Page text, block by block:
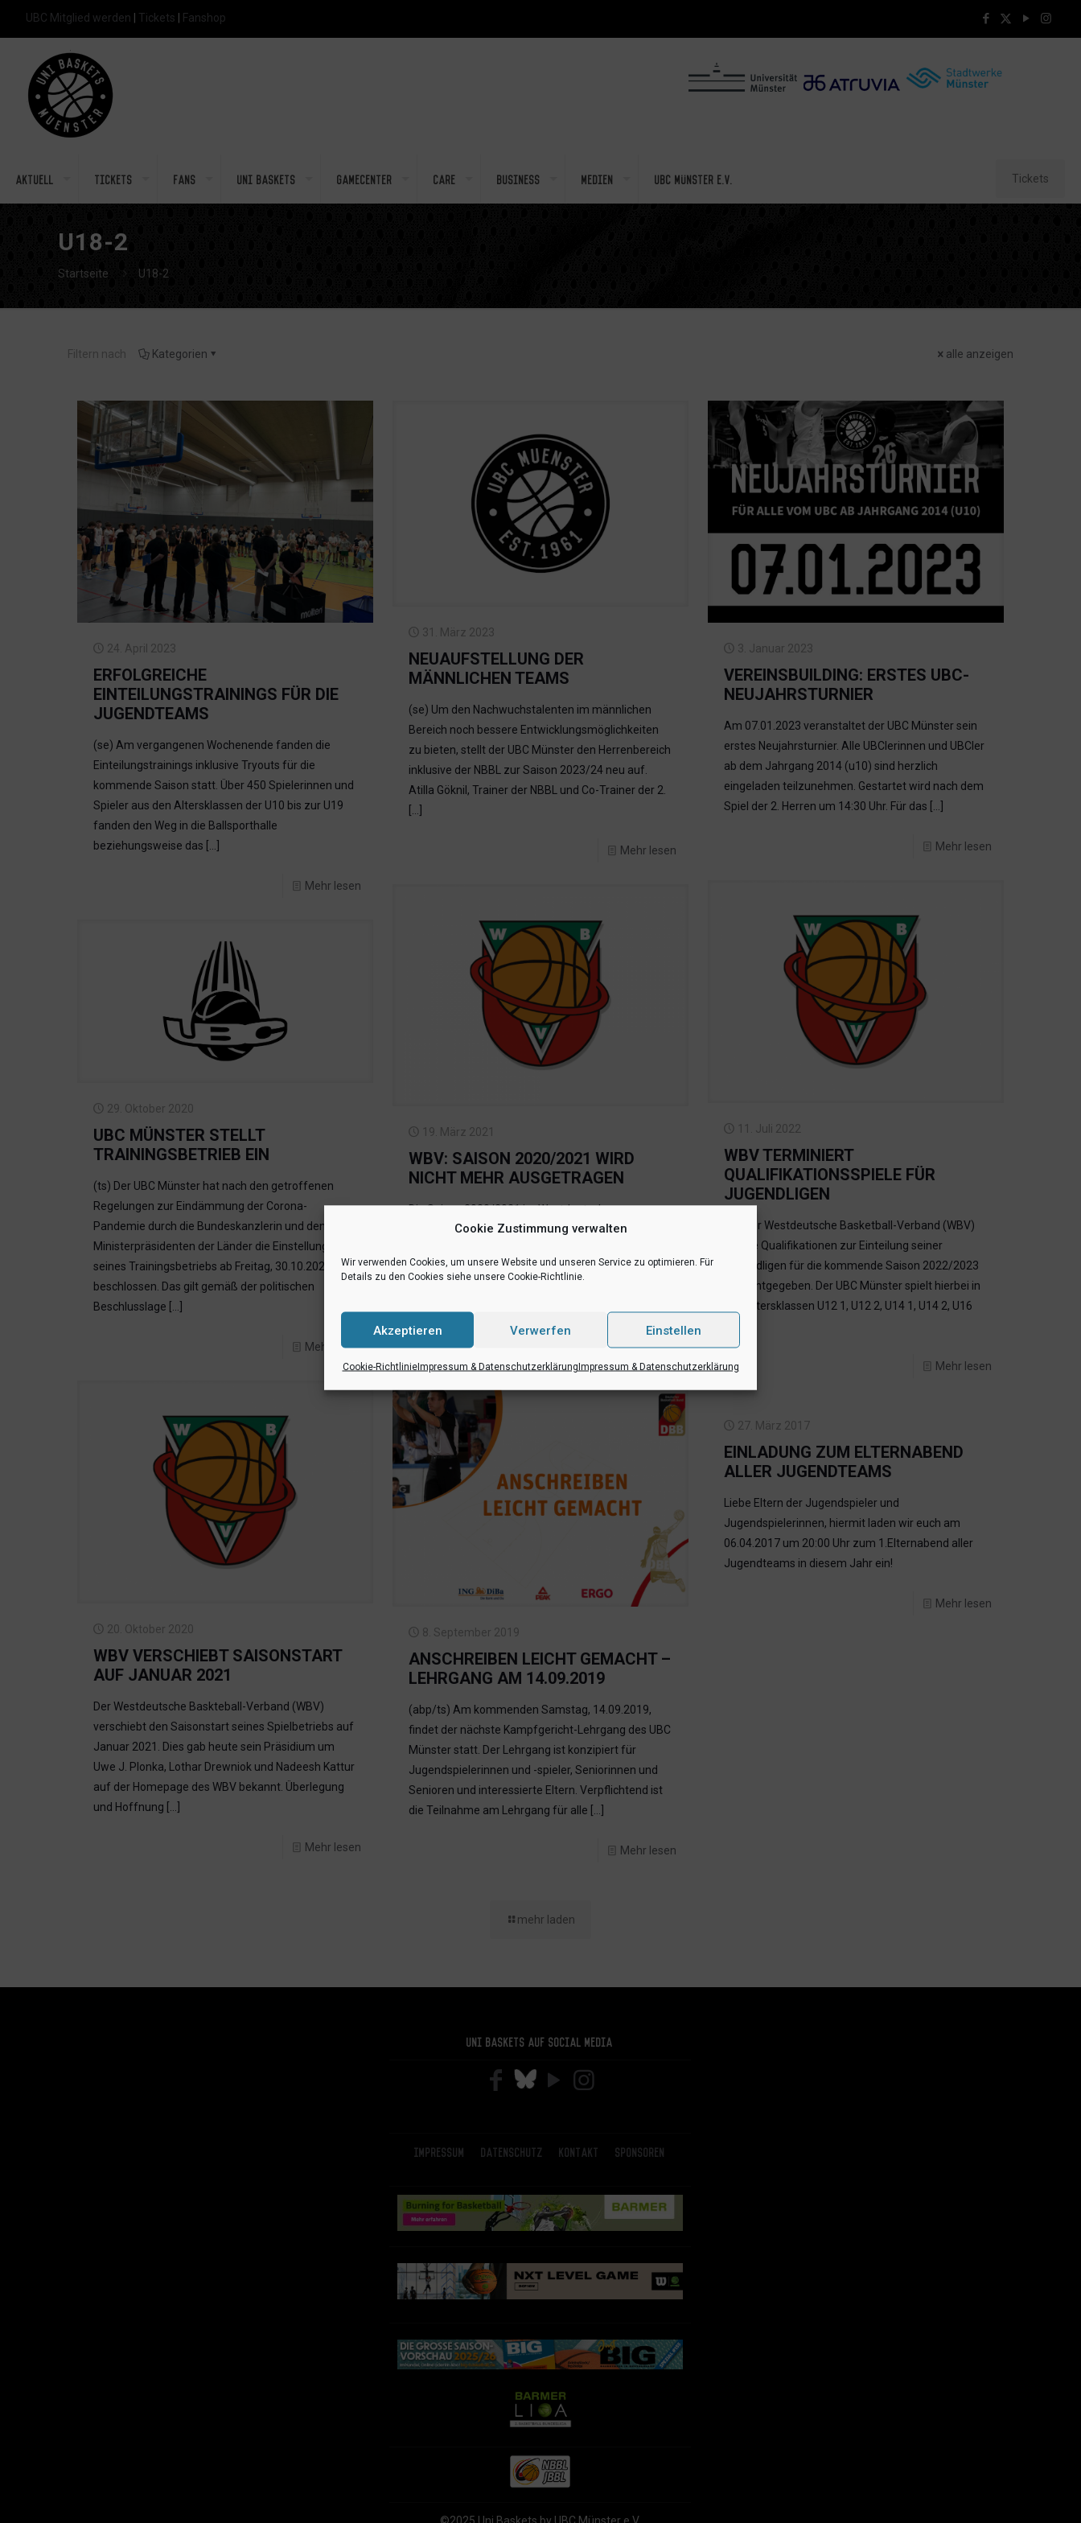
Cookie Zustimmung verwalten
Wir verwenden Cookies, um unsere Website und unseren Service zu optimieren. Für
Details zu den Cookies siehe unsere Cookie-Richtlinie.
Akzeptieren Verwerfen Einstellen
Cookie-RichtlinieImpressum & DatenschutzerklärungImpressum & Datenschutzerklärung
UBC Mitglied werden Tickets Fanshop
Aktuell Tickets Fans Uni Baskets Gamecenter Care Business Medien UBC Münster e.V. Tickets
U18-2
Startseite U18-2
Filtern nach Kategorien alle anzeigen
24. April 2023
ERFOLGREICHE
EINTEILUNGSTRAININGS FÜR DIE
JUGENDTEAMS
(se) Am vergangenen Wochenende fanden die
Einteilungstrainings inklusive Tryouts für die
kommende Saison statt. Über 450 Spielerinnen und
Spieler aus den Altersklassen der U10 bis zur U19
fanden den Weg in die Ballsporthalle
beziehungsweise das […]
Mehr lesen
31. März 2023
NEUAUFSTELLUNG DER
MÄNNLICHEN TEAMS
(se) Um den Nachwuchstalenten im männlichen
Bereich noch bessere Entwicklungsmöglichkeiten
zu bieten, stellt der UBC Münster den Herrenbereich
inklusive der NBBL zur Saison 2023/24 neu auf.
Atilla Göknil, Trainer der NBBL und Co-Trainer der 2.
Mehr lesen
3. Januar 2023
VEREINSBUILDING: ERSTES UBC-
NEUJAHRSTURNIER
Am 07.01.2023 veranstaltet der UBC Münster sein
erstes Neujahrsturnier. Alle UBClerinnen und UBCler
ab dem Jahrgang 2014 (u10) sind herzlich
eingeladen teilzunehmen. Gestartet wird nach dem
Spiel der 2. Herren um 14:30 Uhr. Für das […]
Mehr lesen
11. Juli 2022
WBV TERMINIERT
QUALIFIKATIONSSPIELE FÜR
JUGENDLIGEN
(ts) Der Westdeutsche Basketball-Verband (WBV)
hat die Qualifikationen zur Einteilung seiner
Jugendligen für die kommende Saison 2022/2023
bekanntgegeben. Der UBC Münster spielt hierbei in
den Altersklassen U12 1, U12 2, U14 1, U14 2, U16
Mehr lesen
19. März 2021
WBV: SAISON 2020/2021 WIRD
NICHT MEHR AUSGETRAGEN
Die Saison 2020/2021 im Westdeutschen
Basketball-Verband (WBV) wird nicht mehr
und 1. Regionalliga Herren mit dem Ziel, in die 2.
Spielbetrieb geplant. Für alle
Mehr lesen
29. Oktober 2020
UBC MÜNSTER STELLT
TRAININGSBETRIEB EIN
(ts) Der UBC Münster hat nach den getroffenen
Regelungen zur Eindämmung der Corona-
Pandemie durch die Bundeskanzlerin und den
Ministerpräsidenten der Länder die Einstellung
seines Trainingsbetriebs ab Freitag, 30.10.2020,
beschlossen. Das gilt gemäß der politischen
Beschlusslage […]
Mehr lesen
20. Oktober 2020
WBV VERSCHIEBT SAISONSTART
AUF JANUAR 2021
Der Westdeutsche Baskteball-Verband (WBV)
verschiebt den Saisonstart seines Spielbetriebs auf
Januar 2021. Dies gab heute sein Präsidium um
Uwe J. Plonka, Lothar Drewniok und Nadeesh Kattur
auf der Homepage des WBV bekannt. Überlegung
und Hoffnung
Mehr lesen
8. September 2019
ANSCHREIBEN LEICHT GEMACHT –
LEHRGANG AM 14.09.2019
(abp/ts) Am kommenden Samstag, 14.09.2019,
findet der nächste Kampfgericht-Lehrgang des UBC
Münster statt. Der Lehrgang ist konzipiert für
Jugendspielerinnen und -spieler, Seniorinnen und
Senioren und interessierte Eltern. Verpflichtend ist
die Teilnahme am Lehrgang für alle
Mehr lesen
27. März 2017
EINLADUNG ZUM ELTERNABEND
ALLER JUGENDTEAMS
Liebe Eltern der Jugendspieler und
Jugendspielerinnen, hiermit laden wir euch am
06.04.2017 um 20:00 Uhr zum 1.Elternabend aller
Jugendteams in diesem Jahr ein!
Mehr lesen
mehr laden
Uni Baskets auf Social Media
Impressum Datenschutz Kontakt Sponsoren
©2025 Uni Baskets by UBC Münster e.V.